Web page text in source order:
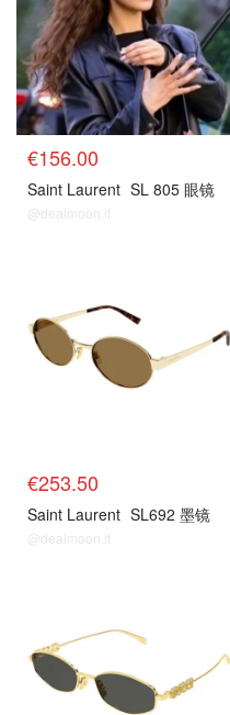
€156.00
Saint Laurent SL 805 眼镜
@dealmoon.it
€253.50
Saint Laurent SL692 墨镜
@dealmoon.it